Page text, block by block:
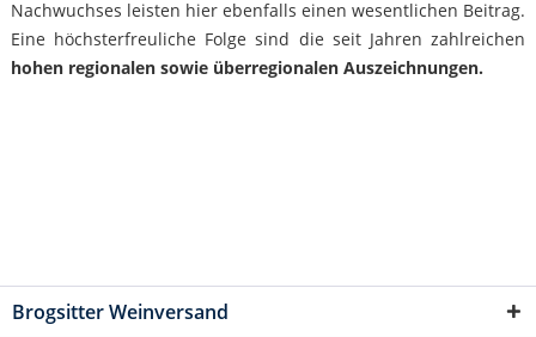
Nachwuchses leisten hier ebenfalls einen wesentlichen Beitrag.
Eine höchsterfreuliche Folge sind die seit Jahren zahlreichen
hohen regionalen sowie überregionalen Auszeichnungen.
Brogsitter Weinversand